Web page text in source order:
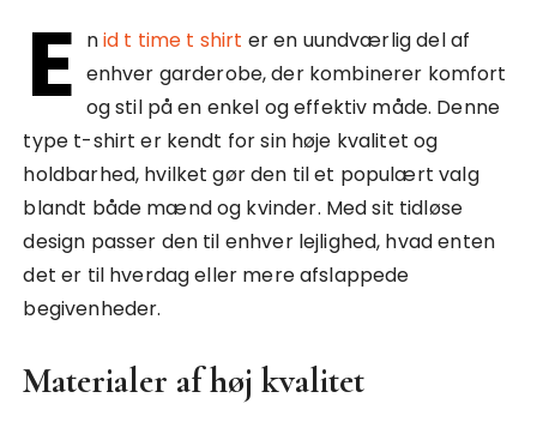
E nid t time t shirt er en uundværlig del af
enhver garderobe, der kombinerer komfort
og stil på en enkel og effektiv måde. Denne
type t-shirt er kendt for sin høje kvalitet og
holdbarhed, hvilket gør den til et populært valg
blandt både mænd og kvinder. Med sit tidløse
design passer den til enhver lejlighed, hvad enten
det er til hverdag eller mere afslappede
begivenheder.
Materialer af høj kvalitet